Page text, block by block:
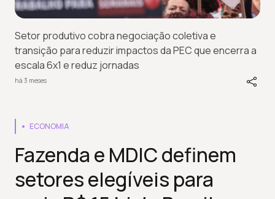
Setor produtivo cobra negociação coletiva e
transição para reduzir impactos da PEC que encerra a
escala 6x1 e reduz jornadas
há 3 meses
ECONOMIA
Fazenda e MDIC definem
setores elegíveis para